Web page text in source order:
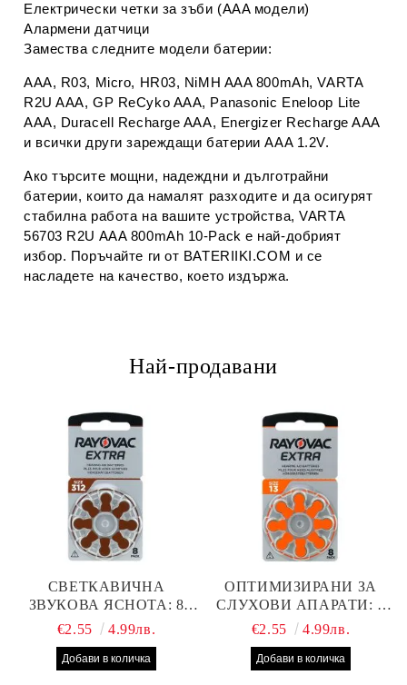
Електрически четки за зъби (AAA модели)
Алармени датчици
Замества следните модели батерии:
AAA, R03, Micro, HR03, NiMH AAA 800mAh, VARTA
R2U AAA, GP ReCyko AAA, Panasonic Eneloop Lite
AAA, Duracell Recharge AAA, Energizer Recharge AAA
и всички други зареждащи батерии AAA 1.2V.
Ако търсите мощни, надеждни и дълготрайни
батерии, които да намалят разходите и да осигурят
стабилна работа на вашите устройства, VARTA
56703 R2U AAA 800mAh 10‑Pack е най‑добрият
избор. Поръчайте ги от BATERIIKI.COM и се
насладете на качество, което издържа.
Най-продавани
СВЕТКАВИЧНА
ЗВУКОВА ЯСНОТА: 8
БРОЯ RAYOVAC EXTRA
СЛУХОВ АПАРАТ С
€2.55 4.99лв.
ОПТИМИЗИРАНИ ЗА
СЛУХОВИ АПАРАТИ: 8
БРОЯ RAYOVAC EXTRA
ПРОИЗВОДИТЕЛНОСТ
€2.55 4.99лв.